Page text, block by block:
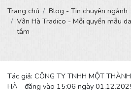
Trang chủ
Blog - Tin chuyên ngành
Vân Hà Tradico - Mỗi quyển mẫu
tâm
Tác giả: CÔNG TY TNHH MỘT
HÀ - đăng vào 15:06 ngày